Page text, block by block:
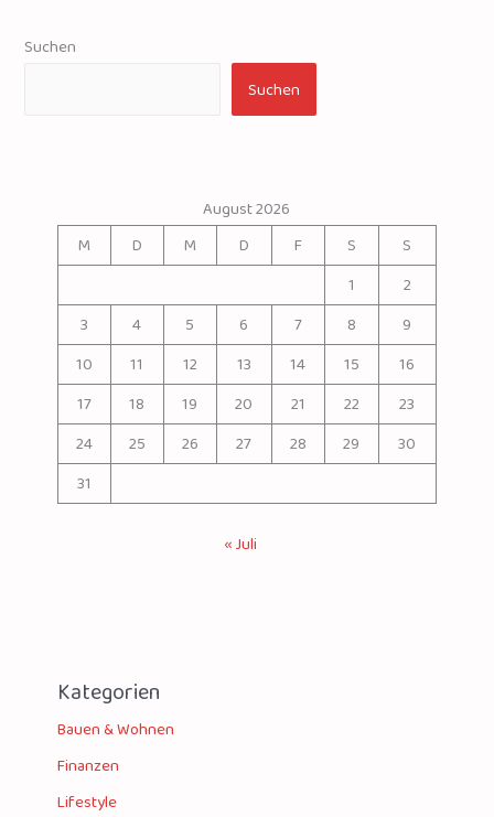
Suchen
Suchen
August 2026
M
D M D F S
S
1
2
3
4 5 6 7 8
9
10
11 12 13 14 15
16
17
18 19 20 21 22
23
24
25 26 27 28 29
30
31
« Juli
Kategorien
Bauen & Wohnen
Finanzen
Lifestyle